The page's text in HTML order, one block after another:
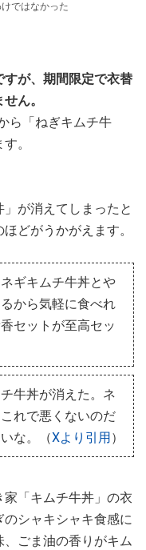
ではなかった
が、期間限定で衣替
ん。
ら「ねぎキムチ牛
。
が消えてしまったと
どがうかがえます。
ギキムチ牛丼とや
から気軽に食べれ
セットが至高セッ
牛丼が消えた。ネ
れで悪くないのだ
な。（Xより引用）
「キムチ牛丼」の衣
シャキシャキ食感に
ごま油の香りがキム